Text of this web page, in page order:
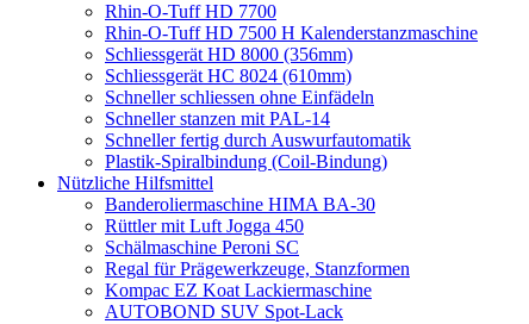
Rhin-O-Tuff HD 7700
Rhin-O-Tuff HD 7500 H Kalenderstanzmaschine
Schliessgerät HD 8000 (356mm)
Schliessgerät HC 8024 (610mm)
Schneller schliessen ohne Einfädeln
Schneller stanzen mit PAL-14
Schneller fertig durch Auswurfautomatik
Plastik-Spiralbindung (Coil-Bindung)
Nützliche Hilfsmittel
Banderoliermaschine HIMA BA-30
Rüttler mit Luft Jogga 450
Schälmaschine Peroni SC
Regal für Prägewerkzeuge, Stanzformen
Kompac EZ Koat Lackiermaschine
AUTOBOND SUV Spot-Lack